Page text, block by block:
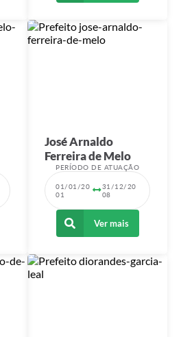
José Arnaldo
Ferreira de Melo
PERÍODO DE ATUAÇÃO
01/01/20
01
31/12/20
08
Ver mais